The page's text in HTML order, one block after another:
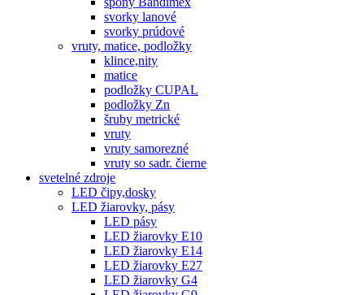
svorky lanové
svorky prúdové
vruty, matice, podložky
klince,nity
matice
podložky CUPAL
podložky Zn
šruby metrické
vruty
vruty samorezné
vruty so sadr. čierne
svetelné zdroje
LED čipy,dosky
LED žiarovky, pásy
LED pásy
LED žiarovky E10
LED žiarovky E14
LED žiarovky E27
LED žiarovky G4